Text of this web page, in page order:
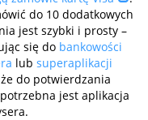
do 10 dodatkowych
jest szybki i prosty –
się do bankowości
lub superaplikacji
do potwierdzania
jest aplikacja